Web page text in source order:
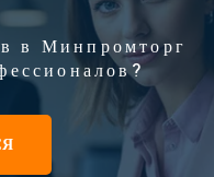
в Минпромторг